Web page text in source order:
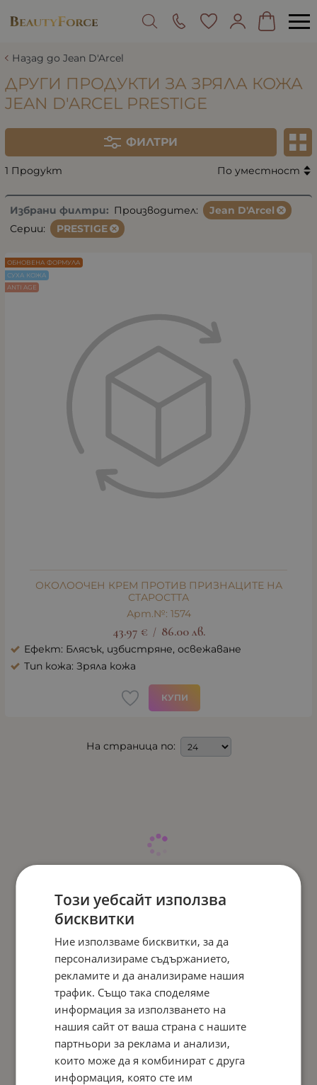
Назад до Jean D'Arcel
ДРУГИ ПРОДУКТИ ЗА ЗРЯЛА КОЖА
JEAN D'ARCEL PRESTIGE
ФИЛТРИ
1 Продукт По уместност
Избрани филтри: Производител:
Jean D'Arcel
Серии:
PRESTIGE
ОКОЛООЧЕН КРЕМ ПРОТИВ ПРИЗНАЦИТЕ НА
СТАРОСТТА
Арт.№: 1574
43.97 € / 86.00 лв.
Ефект: Блясък, избистряне, освежаване
Тип кожа: Зряла кожа
КУПИ
ОБНОВЕНА ФОРМУЛА
СУХА КОЖА
ANTI AGE
На страница по:
Този уебсайт използва
бисквитки
Ние използваме бисквитки, за да
персонализираме съдържанието,
рекламите и да анализираме нашия
трафик. Също така споделяме
информация за използването на
нашия сайт от ваша страна с нашите
партньори за реклама и анализи,
които може да я комбинират с друга
информация, която сте им